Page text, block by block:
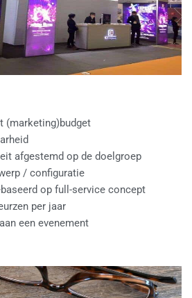
(marketing)budget
afgestemd op de doelgroep
/ configuratie
op full-service concept
per jaar
een evenement